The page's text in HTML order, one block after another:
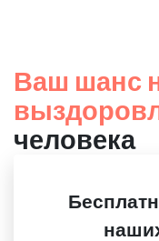
Ваш шанс
человека